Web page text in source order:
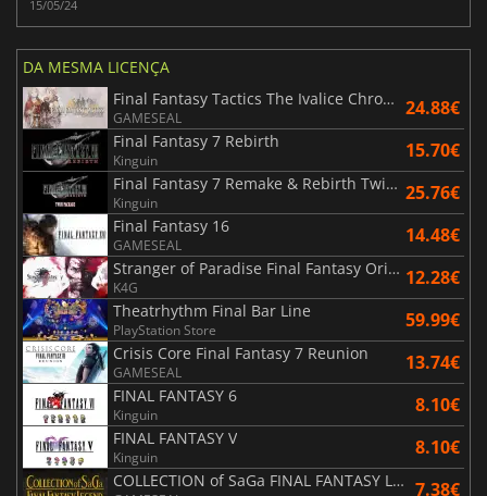
15/05/24
DA MESMA LICENÇA
Final Fantasy Tactics The Ivalice Chronicles
GAMESEAL 24.88€
Final Fantasy 7 Rebirth
Kinguin 15.70€
Final Fantasy 7 Remake & Rebirth Twin Pack
Kinguin 25.76€
Final Fantasy 16
GAMESEAL 14.48€
Stranger of Paradise Final Fantasy Origin
K4G 12.28€
Theatrhythm Final Bar Line
PlayStation Store 59.99€
Crisis Core Final Fantasy 7 Reunion
GAMESEAL 13.74€
FINAL FANTASY 6
Kinguin 8.10€
FINAL FANTASY V
Kinguin 8.10€
COLLECTION of SaGa FINAL FANTASY LEGEND 7.38€